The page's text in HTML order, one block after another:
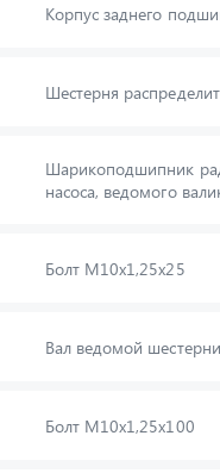
Корпус заднего
Шестерня
Шарикоподшипник
насоса, ведомого
Болт М10х1,25х25
Вал ведомой
Болт М10х1,25х100